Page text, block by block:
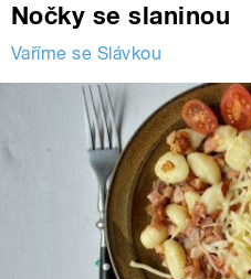
Nočky se slaninou
Vaříme se Slávkou